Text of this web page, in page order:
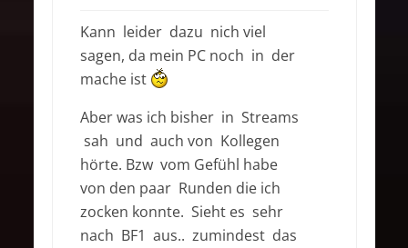
Kann leider dazu nich viel
sagen, da mein PC noch in der
mache ist
Aber was ich bisher in Streams
sah und auch von Kollegen
hörte. Bzw vom Gefühl habe
von den paar Runden die ich
zocken konnte. Sieht es sehr
nach BF1 aus.. zumindest das